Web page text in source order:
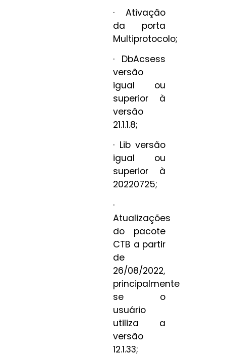
· Ativação
da porta
Multiprotocolo;
· DbAcsess
versão
igual ou
superior à
versão
21.1.1.8;
· Lib versão
igual ou
superior à
20220725;
·
Atualizações
do pacote
CTB a partir
de
26/08/2022,
principalmente
se o
usuário
utiliza a
versão
12.1.33;